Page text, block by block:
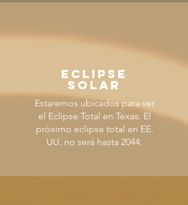
ECLIPSE
SOLAR
Estaremos ubicados para ver
el Eclipse Total en Texas. El
próximo eclipse total en EE.
UU. no será hasta 2044.